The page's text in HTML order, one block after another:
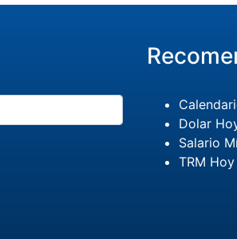
Dolar
Salario
TRM Hoy